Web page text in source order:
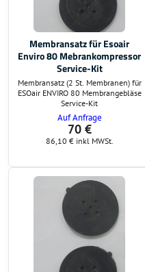
Membransatz für Esoair
Enviro 80 Mebrankompressor
Service-Kit
Membransatz (2 St. Membranen) für
ESOair ENVIRO 80 Membrangebläse
Service-Kit
Auf Anfrage
70 €
86,10 € inkl MWSt.